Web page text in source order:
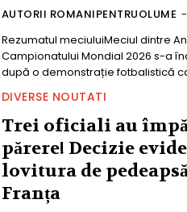
AUTORII ROMANIPENTRUOLUME -
Rezumatul meciuluiMeciul dintre
Campionatului Mondial 2026 s-a
după o demonstrație fotbalistică
DIVERSE NOUTATI
Trei oficiali au
părere! Decizie
lovitura de
Franța